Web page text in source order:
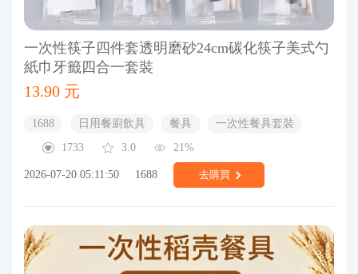
一次性筷子四件套透明磨砂24cm碳化筷子美式勺
紙巾牙籤四合一套裝
13.90 元
1688 日用餐廚飲具 餐具
一次性餐具套裝
1733
3.0 21%
2026-07-20 05:11:50 1688 去購買